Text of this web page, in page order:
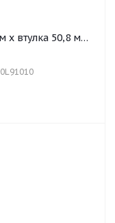
х втулка 50,8 мм,